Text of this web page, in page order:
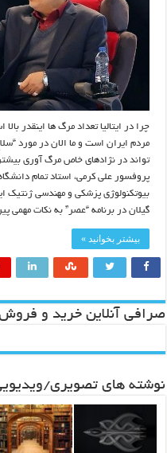
چرا در ایتالیا تعداد مرگ ها اینقدر
مردم ایران است و ما الان در مورد
تواند در نژادهای خاص مرگ آوری
پروفسور علی کرمی، استاد تمام
بیوتکنولوژی پزشکی و مهندسی ژنتیک
گیلان در برنامه “عصر” به نکات مهمی
بیشتر بخوانید »
صرافی آنلاین خرید و فروش
نوشته های تصویری/